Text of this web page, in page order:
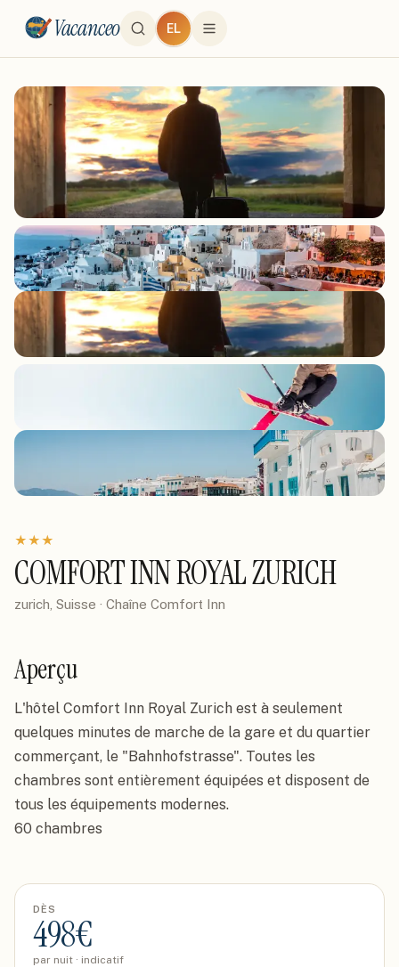
Vacanceo EL
★★★
COMFORT INN ROYAL ZURICH
zurich, Suisse · Chaîne Comfort Inn
Aperçu
L'hôtel Comfort Inn Royal Zurich est à seulement
quelques minutes de marche de la gare et du quartier
commerçant, le "Bahnhofstrasse". Toutes les
chambres sont entièrement équipées et disposent de
tous les équipements modernes.
60 chambres
DÈS
498€
par nuit · indicatif